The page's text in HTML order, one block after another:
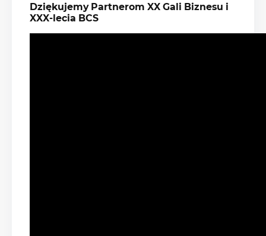
Dziękujemy Partnerom XX Gali Biznesu i
XXX-lecia BCS